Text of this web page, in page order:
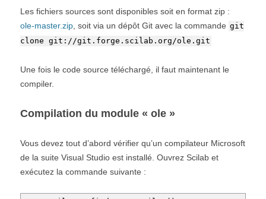
Les fichiers sources sont disponibles soit en format zip :
ole-master.zip , soit via un dépôt Git avec la commande git
clone git://git.forge.scilab.org/ole.git
Une fois le code source téléchargé, il faut maintenant le
compiler.
Compilation du module « ole »
Vous devez tout d’abord vérifier qu’un compilateur Microsoft
de la suite Visual Studio est installé. Ouvrez Scilab et
exécutez la commande suivante :